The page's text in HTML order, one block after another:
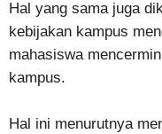
Hal yang sama juga
kebijakan kampus
mahasiswa
kampus.
Hal ini menurutnya